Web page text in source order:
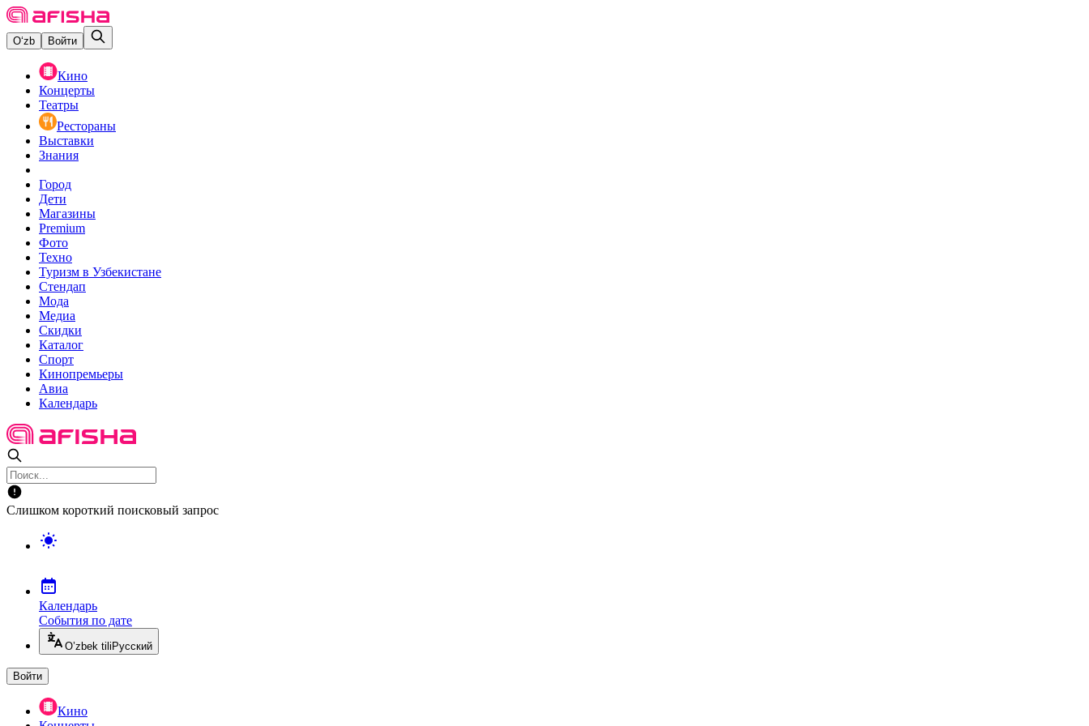
O‘zb Войти
Кино
Концерты
Театры
Рестораны
Выставки
Знания
Город
Дети
Магазины
Premium
Фото
Техно
Туризм в Узбекистане
Стендап
Мода
Медиа
Скидки
Каталог
Спорт
Кинопремьеры
Авиа
Календарь
Слишком короткий поисковый запрос
Календарь
События по дате
O’zbek tili Русский
Войти
Кино